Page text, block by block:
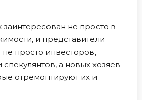
не просто в
и представители
не просто инвесторов,
а новых хозяев
отремонтируют их и